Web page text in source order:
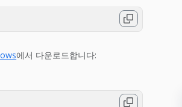
에서 다운로드합니다: